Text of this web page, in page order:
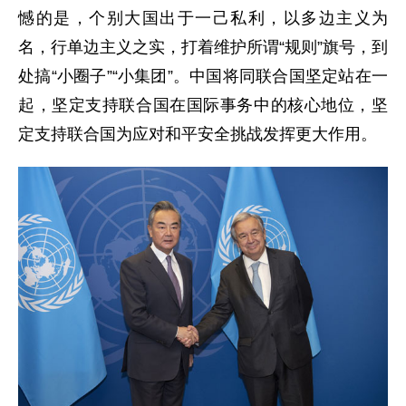
憾的是，个别大国出于一己私利，以多边主义为
名，行单边主义之实，打着维护所谓“规则”旗号，到
处搞“小圈子”“小集团”。中国将同联合国坚定站在一
起，坚定支持联合国在国际事务中的核心地位，坚
定支持联合国为应对和平安全挑战发挥更大作用。